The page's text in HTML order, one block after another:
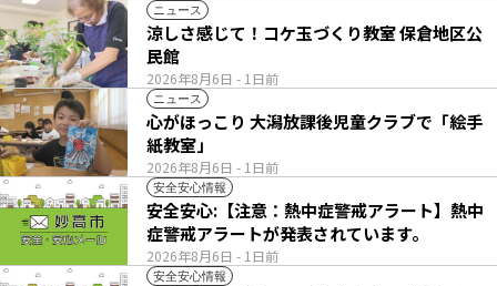
ニュース
2026年8月6日 - 1日前
涼しさ感じて！コケ玉づくり教室 保倉地区公
民館
ニュース
2026年8月6日 - 1日前
心がほっこり 大潟放課後児童クラブで「絵手
紙教室」
安全安心情報
2026年8月6日 - 1日前
安全安心:【注意：熱中症警戒アラート】熱中
症警戒アラートが発表されています。
安全安心情報